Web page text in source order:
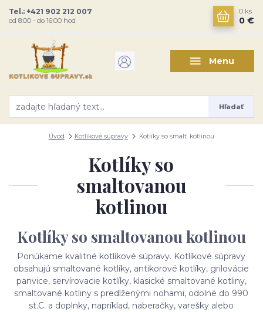
Menu
Hľadať
Tel.: +421 902 212 007
od 8:00 - do 16:00 hod
0 ks
0 €
Úvod Kotlíkové súpravy Kotlíky so smalt. kotlinou
Kotlíky so
smaltovanou
kotlinou
Kotlíky so smaltovanou kotlinou
Ponúkame kvalitné kotlíkové súpravy. Kotlíkové súpravy
obsahujú smaltované kotlíky, antikorové kotlíky, grilovácie
panvice, servírovacie kotlíky, klasické smaltované kotliny,
smaltované kotliny s predlženými nohami, odolné do 990
st.C. a doplnky, napríklad, naberačky, varešky alebo